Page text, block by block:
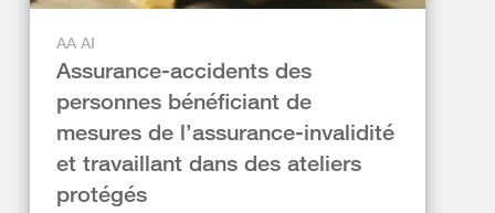
AA AI
Assurance-accidents des
personnes bénéficiant de
mesures de l’assurance-invalidité
et travaillant dans des ateliers
protégés